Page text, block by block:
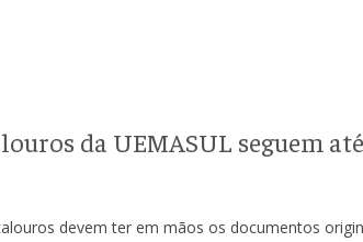
da UEMASUL seguem
devem ter em mãos os documentos